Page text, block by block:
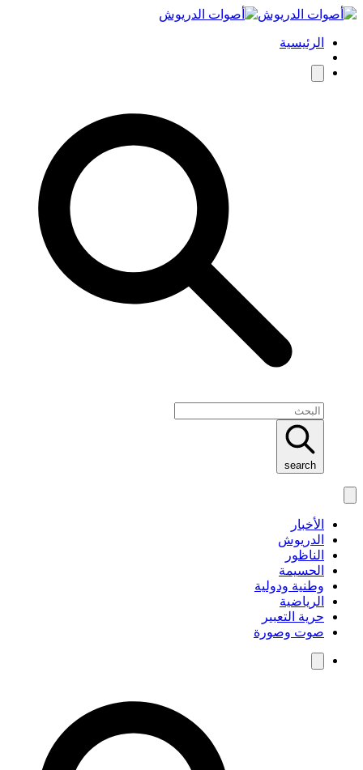
الرئيسية
search
الأخبار
الدريوش
الناظور
الحسيمة
وطنية ودولية
الرياضية
حرية التعبير
صوت وصورة